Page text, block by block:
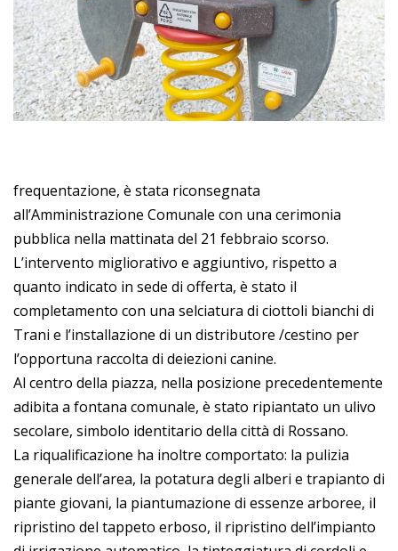
frequentazione, è stata riconsegnata
all’Amministrazione Comunale con una cerimonia
pubblica nella mattinata del 21 febbraio scorso.
L’intervento migliorativo e aggiuntivo, rispetto a
quanto indicato in sede di offerta, è stato il
completamento con una selciatura di ciottoli bianchi di
Trani e l’installazione di un distributore /cestino per
l’opportuna raccolta di deiezioni canine.
Al centro della piazza, nella posizione precedentemente
adibita a fontana comunale, è stato ripiantato un ulivo
secolare, simbolo identitario della città di Rossano.
La riqualificazione ha inoltre comportato: la pulizia
generale dell’area, la potatura degli alberi e trapianto di
piante giovani, la piantumazione di essenze arboree, il
ripristino del tappeto erboso, il ripristino dell’impianto